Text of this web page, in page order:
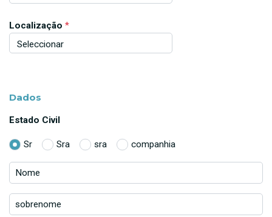
Localização *
Dados
Estado Civil
Sr Sra sra companhia
Nome
sobrenome